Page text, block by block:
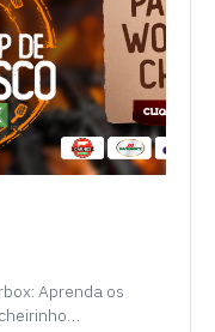
Aprenda os